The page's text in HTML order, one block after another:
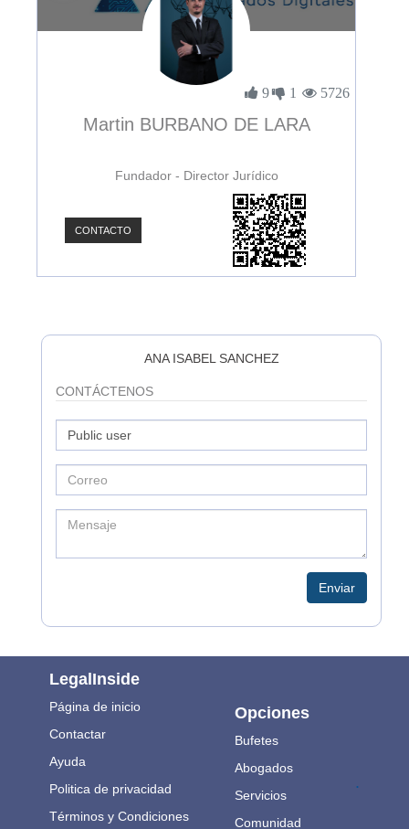
9 1 5726
Martin BURBANO DE LARA
Fundador - Director Jurídico
CONTACTO
ANA ISABEL SANCHEZ
CONTÁCTENOS
Enviar
LegalInside
Página de inicio
Contactar
Ayuda
Politica de privacidad
Términos y Condiciones
Opciones
Bufetes
Abogados
Servicios
Comunidad
.